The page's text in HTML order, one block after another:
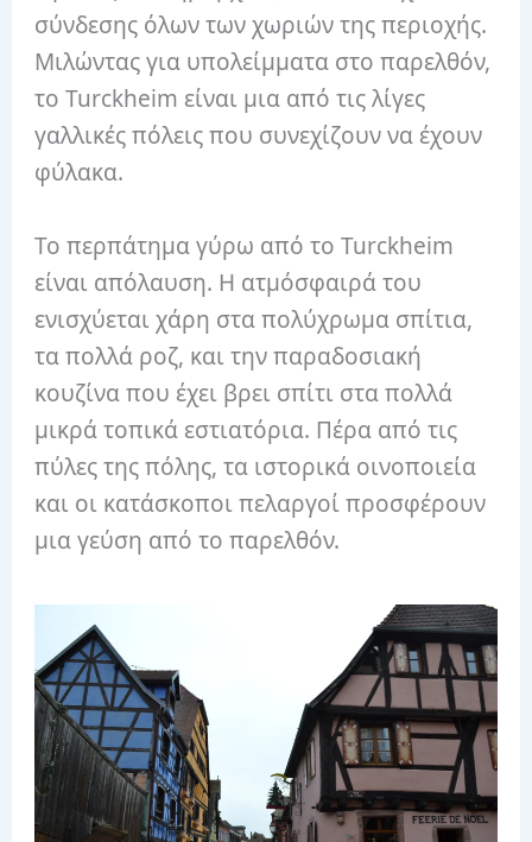
σύνδεσης όλων των χωριών της περιοχής.
Μιλώντας για υπολείμματα στο παρελθόν,
το Turckheim είναι μια από τις λίγες
γαλλικές πόλεις που συνεχίζουν να έχουν
φύλακα.
Το περπάτημα γύρω από το Turckheim
είναι απόλαυση. Η ατμόσφαιρά του
ενισχύεται χάρη στα πολύχρωμα σπίτια,
τα πολλά ροζ, και την παραδοσιακή
κουζίνα που έχει βρει σπίτι στα πολλά
μικρά τοπικά εστιατόρια. Πέρα από τις
πύλες της πόλης, τα ιστορικά οινοποιεία
και οι κατάσκοποι πελαργοί προσφέρουν
μια γεύση από το παρελθόν.